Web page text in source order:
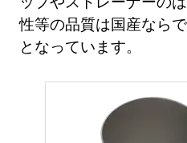
性等の品質は国産なら
となっています。